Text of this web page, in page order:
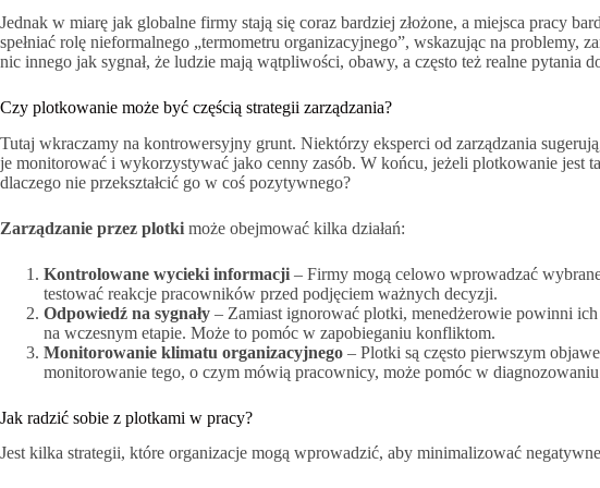
Jednak w miarę jak globalne firmy stają się coraz bardziej złożone, a miejsca pracy
spełniać rolę nieformalnego „termometru organizacyjnego”, wskazując na problemy,
nic innego jak sygnał, że ludzie mają wątpliwości, obawy, a często też realne pytania
Czy plotkowanie może być częścią strategii zarządzania?
Tutaj wkraczamy na kontrowersyjny grunt. Niektórzy eksperci od zarządzania
je monitorować i wykorzystywać jako cenny zasób. W końcu, jeżeli plotkowanie jest
dlaczego nie przekształcić go w coś pozytywnego?
Zarządzanie przez plotki może obejmować kilka działań:
Kontrolowane wycieki informacji – Firmy mogą celowo wprowadzać
testować reakcje pracowników przed podjęciem ważnych decyzji.
Odpowiedź na sygnały – Zamiast ignorować plotki, menedżerowie powinni
na wczesnym etapie. Może to pomóc w zapobieganiu konfliktom.
Monitorowanie klimatu organizacyjnego – Plotki są często pierwszym
monitorowanie tego, o czym mówią pracownicy, może pomóc w
Jak radzić sobie z plotkami w pracy?
Jest kilka strategii, które organizacje mogą wprowadzić, aby minimalizować